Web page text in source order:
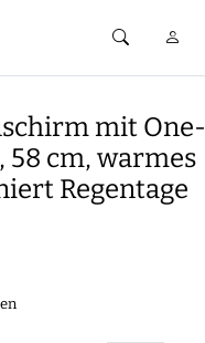
mit One-
58 cm, warmes
Regentage